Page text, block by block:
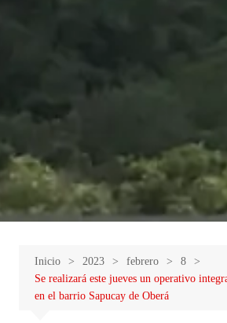
Inicio 2023 febrero
8
Se realizará este jueves un operativo
en el barrio Sapucay de Oberá